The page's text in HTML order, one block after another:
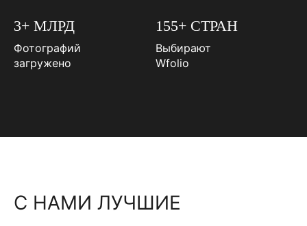
3+ МЛРД
Фотографий
загружено
155+ СТРАН
Выбирают
Wfolio
С НАМИ ЛУЧШИЕ